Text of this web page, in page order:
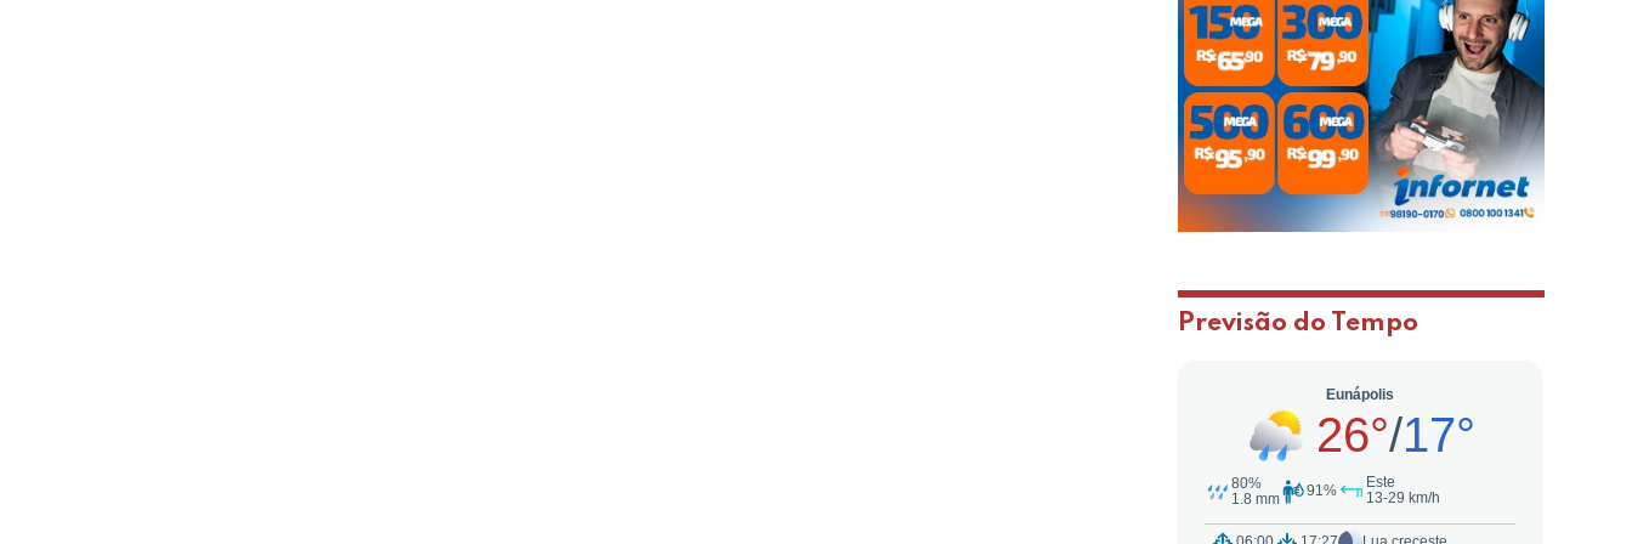
Previsão do Tempo